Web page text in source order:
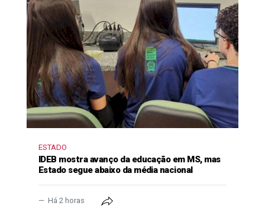
ESTADO
IDEB mostra avanço da educação em MS, mas
Estado segue abaixo da média nacional
Há 2 horas